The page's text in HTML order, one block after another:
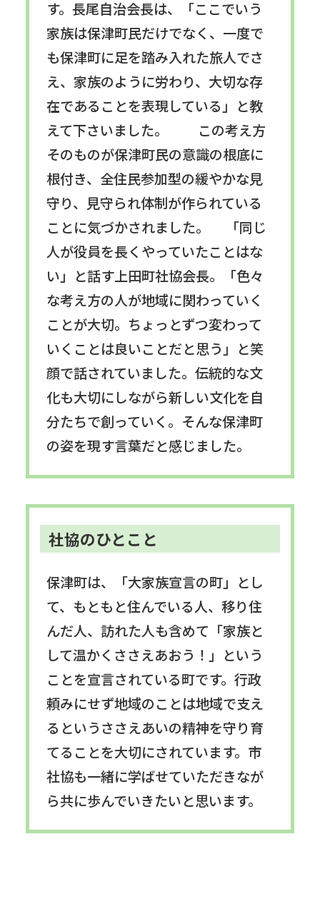
す。長尾自治会長は、「ここでいう
家族は保津町民だけでなく、一度で
も保津町に足を踏み入れた旅人でさ
え、家族のように労わり、大切な存
在であることを表現している」と教
えて下さいました。 この考え方
そのものが保津町民の意識の根底に
根付き、全住民参加型の緩やかな見
守り、見守られ体制が作られている
ことに気づかされました。 「同じ
人が役員を長くやっていたことはな
い」と話す上田町社協会長。「色々
な考え方の人が地域に関わっていく
ことが大切。ちょっとずつ変わって
いくことは良いことだと思う」と笑
顔で話されていました。伝統的な文
化も大切にしながら新しい文化を自
分たちで創っていく。そんな保津町
の姿を現す言葉だと感じました。
社協のひとこと
保津町は、「大家族宣言の町」とし
て、もともと住んでいる人、移り住
んだ人、訪れた人も含めて「家族と
して温かくささえあおう！」という
ことを宣言されている町です。行政
頼みにせず地域のことは地域で支え
るというささえあいの精神を守り育
てることを大切にされています。市
社協も一緒に学ばせていただきなが
ら共に歩んでいきたいと思います。